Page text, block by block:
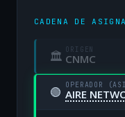
CADENA DE
🏛 ORIGEN
CNMC
🟢 OPERADOR